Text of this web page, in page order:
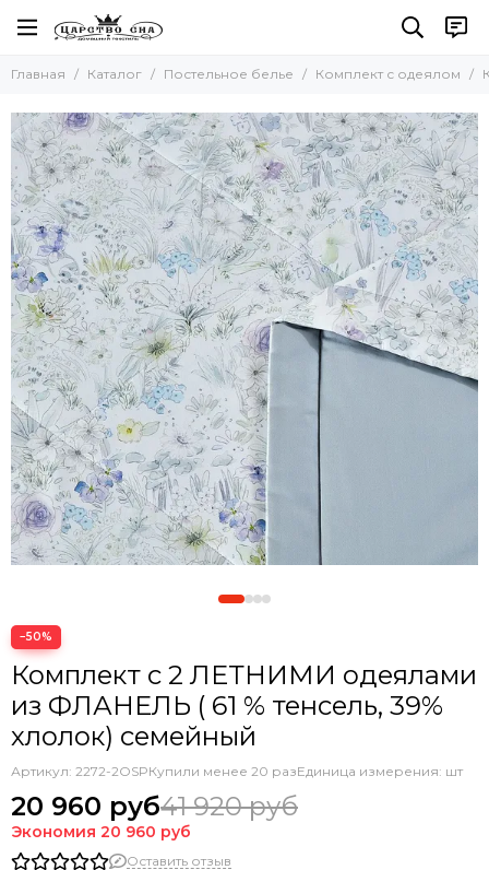
Постельное белье
Комплекты постельного белья
Комплект с покрывалом
Комплект с одеялом
Простыни без резинки
Простыни на резинке
Простыни махровые
Пододеяльники
Наволочки
Комплект простыня и наволочки
Детское постельное белье
Главная Каталог Постельное белье Комплект с одеялом
−50%
Комплект с 2 ЛЕТНИМИ одеялами
из ФЛАНЕЛЬ ( 61 % тенсель, 39%
хлолок) семейный
Артикул: 2272-2OSPКупили менее 20 разЕдиница измерения: шт
20 960 руб41 920 руб
Экономия 20 960 руб
Оставить отзыв